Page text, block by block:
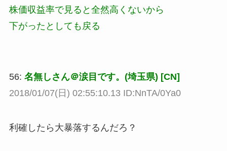
株価収益率で見ると全然高くないから
下がったとしても戻る
56: 名無しさん＠涙目です。(埼玉県) [CN]
2018/01/07(日) 02:55:10.13 ID:NnTA/0Ya0
利確したら大暴落するんだろ？